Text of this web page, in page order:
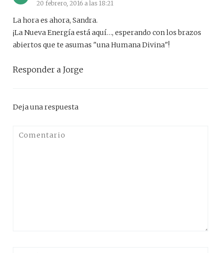
20 febrero, 2016 a las 18:21
La hora es ahora, Sandra.
¡La Nueva Energía está aquí…, esperando con los brazos
abiertos que te asumas "una Humana Divina"!
Responder a Jorge
Deja una respuesta